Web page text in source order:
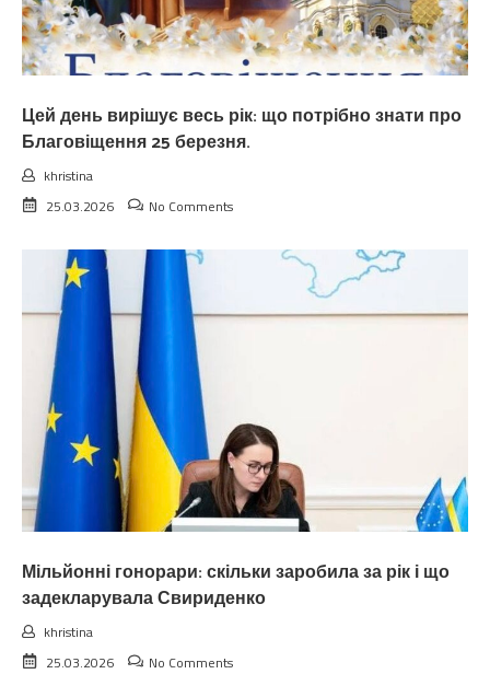
Цей день вирішує весь рік: що потрібно знати про
Благовіщення 25 березня.
khristina
25.03.2026
No Comments
Мільйонні гонорари: скільки заробила за рік і що
задекларувала Свириденко
khristina
25.03.2026
No Comments